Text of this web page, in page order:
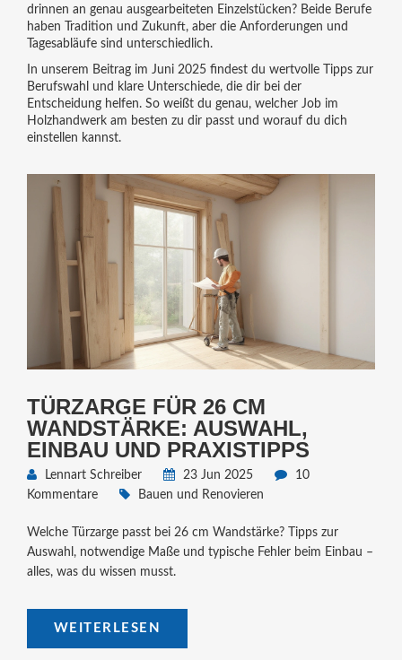
drinnen an genau ausgearbeiteten Einzelstücken? Beide Berufe
haben Tradition und Zukunft, aber die Anforderungen und
Tagesabläufe sind unterschiedlich.
In unserem Beitrag im Juni 2025 findest du wertvolle Tipps zur
Berufswahl und klare Unterschiede, die dir bei der
Entscheidung helfen. So weißt du genau, welcher Job im
Holzhandwerk am besten zu dir passt und worauf du dich
einstellen kannst.
TÜRZARGE FÜR 26 CM
WANDSTÄRKE: AUSWAHL,
EINBAU UND PRAXISTIPPS
Lennart Schreiber 23 Jun 2025
10
Kommentare
Bauen und Renovieren
Welche Türzarge passt bei 26 cm Wandstärke? Tipps zur
Auswahl, notwendige Maße und typische Fehler beim Einbau –
alles, was du wissen musst.
WEITERLESEN